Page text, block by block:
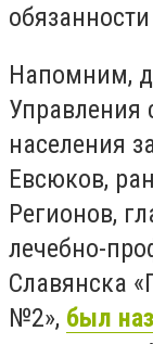
Напомним,
Управления
населения
Евсюков,
Регионов,
лечебно-
Славянска
№2», был